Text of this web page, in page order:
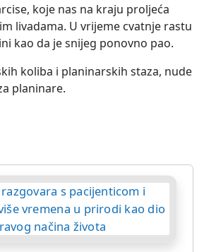
koje nas na kraju proljeća
livadama. U vrijeme cvatnje rastu
kao da je snijeg ponovno pao.
koliba i planinarskih staza, nude
planinare.